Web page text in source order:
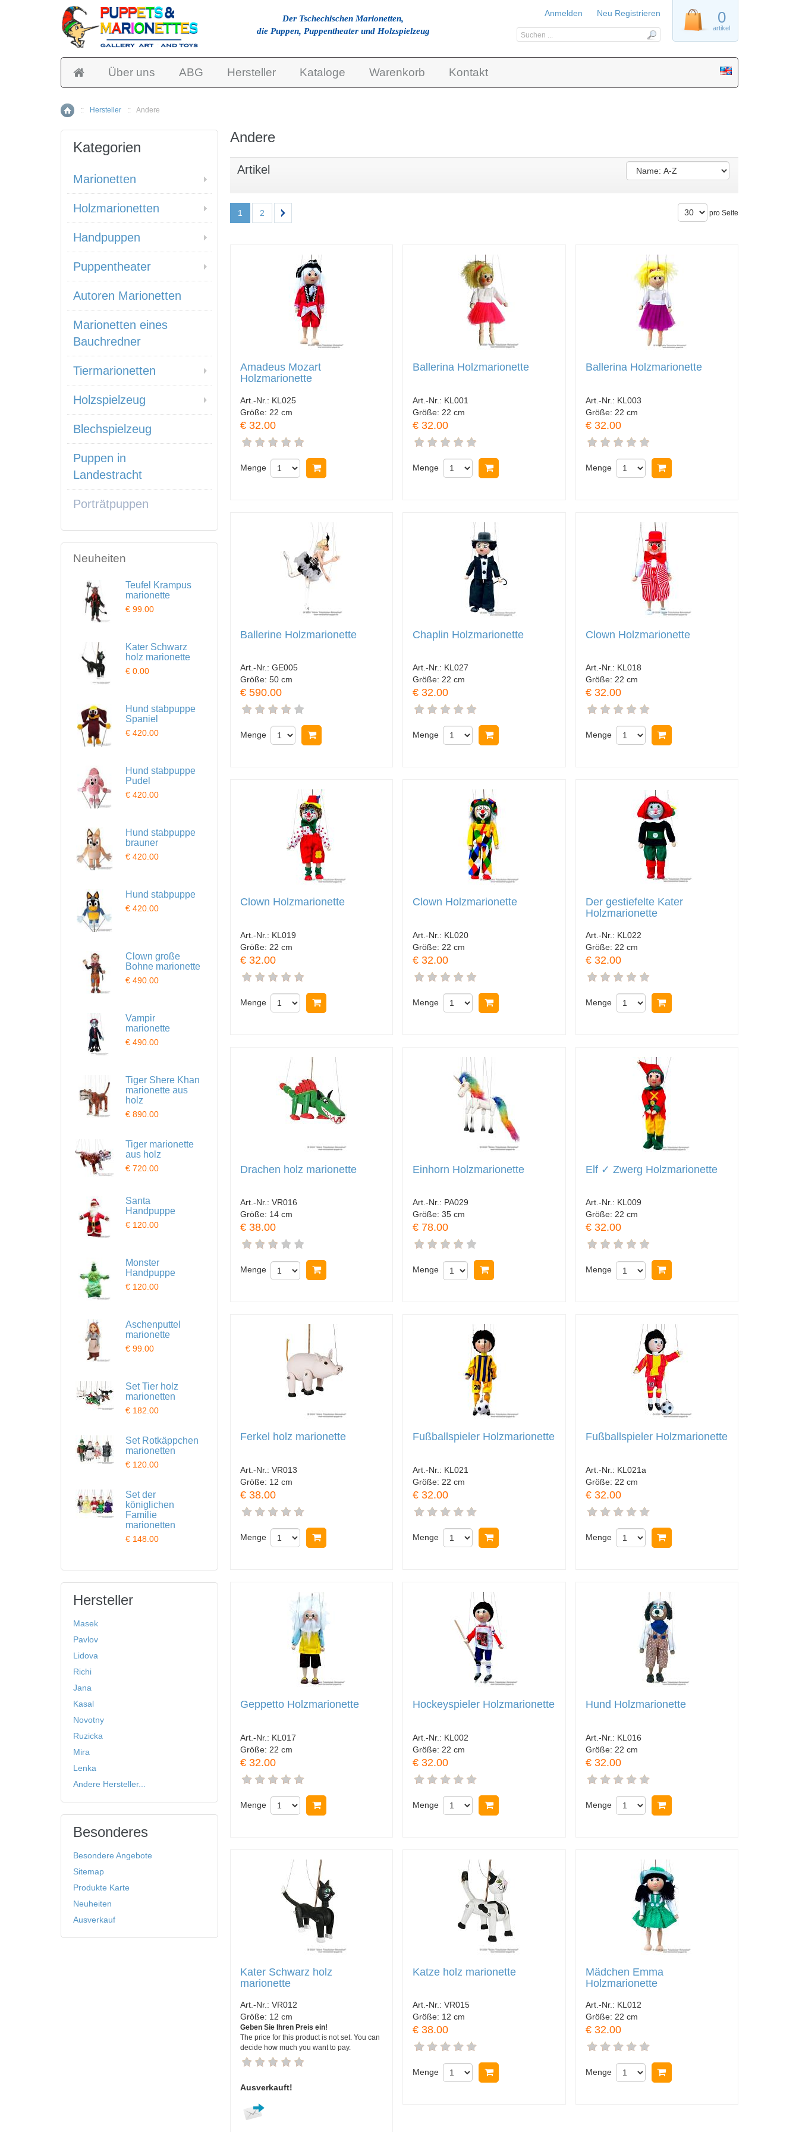
Über uns ABG Hersteller Kataloge Warenkorb Kontakt
Home
:: Hersteller :: Andere
Andere
Artikel
1 2 pro Seite
Amadeus Mozart
Holzmarionette
Art.-Nr.: KL025
Größe: 22 cm
€ 32.00
Menge
Ballerina Holzmarionette
Art.-Nr.: KL001
Größe: 22 cm
€ 32.00
Menge
Ballerina Holzmarionette
Art.-Nr.: KL003
Größe: 22 cm
€ 32.00
Menge
Ballerine Holzmarionette
Art.-Nr.: GE005
Größe: 50 cm
€ 590.00
Menge
Chaplin Holzmarionette
Art.-Nr.: KL027
Größe: 22 cm
€ 32.00
Menge
Clown Holzmarionette
Art.-Nr.: KL018
Größe: 22 cm
€ 32.00
Menge
Clown Holzmarionette
Art.-Nr.: KL019
Größe: 22 cm
€ 32.00
Menge
Clown Holzmarionette
Art.-Nr.: KL020
Größe: 22 cm
€ 32.00
Menge
Der gestiefelte Kater
Holzmarionette
Art.-Nr.: KL022
Größe: 22 cm
€ 32.00
Menge
Drachen holz marionette
Art.-Nr.: VR016
Größe: 14 cm
€ 38.00
Menge
Einhorn Holzmarionette
Art.-Nr.: PA029
Größe:35 cm
€ 78.00
Menge
Elf ✓ Zwerg Holzmarionette
Art.-Nr.: KL009
Größe: 22 cm
€ 32.00
Menge
Ferkel holz marionette
Art.-Nr.: VR013
Größe: 12 cm
€ 38.00
Menge
Fußballspieler Holzmarionette
Art.-Nr.: KL021
Größe: 22 cm
€ 32.00
Menge
Fußballspieler Holzmarionette
Art.-Nr.: KL021a
Größe: 22 cm
€ 32.00
Menge
Geppetto Holzmarionette
Art.-Nr.: KL017
Größe: 22 cm
€ 32.00
Menge
Hockeyspieler Holzmarionette
Art.-Nr.: KL002
Größe: 22 cm
€ 32.00
Menge
Hund Holzmarionette
Art.-Nr.: KL016
Größe: 22 cm
€ 32.00
Menge
Kater Schwarz holz
marionette
Art.-Nr.: VR012
Größe: 12 cm
Geben Sie Ihren Preis ein!
The price for this product is not set. You can
decide how much you want to pay.
Ausverkauft!
Katze holz marionette
Art.-Nr.:VR015
Größe: 12 cm
€ 38.00
Menge
Mädchen Emma
Holzmarionette
Art.-Nr.: KL012
Größe: 22 cm
€ 32.00
Menge
Kategorien
Marionetten
Holzmarionetten
Handpuppen
Puppentheater
Autoren Marionetten
Marionetten eines
Bauchredner
Tiermarionetten
Holzspielzeug
Blechspielzeug
Puppen in
Landestracht
Porträtpuppen
Neuheiten
Teufel Krampus
marionette
€ 99.00
Kater Schwarz
holz marionette
€ 0.00
Hund stabpuppe
Spaniel
€ 420.00
Hund stabpuppe
Pudel
€ 420.00
Hund stabpuppe
brauner
€ 420.00
Hund stabpuppe
€ 420.00
Clown große
Bohne marionette
€ 490.00
Vampir
marionette
€ 490.00
Tiger Shere Khan
marionette aus
holz
€ 890.00
Tiger marionette
aus holz
€ 720.00
Santa
Handpuppe
€ 120.00
Monster
Handpuppe
€ 120.00
Aschenputtel
marionette
€ 99.00
Set Tier holz
marionetten
€ 182.00
Set Rotkäppchen
marionetten
€ 120.00
Set der
königlichen
Familie
marionetten
€ 148.00
Hersteller
Masek
Pavlov
Lidova
Richi
Jana
Kasal
Novotny
Ruzicka
Mira
Lenka
Andere Hersteller...
Besonderes
Besondere Angebote
Sitemap
Produkte Karte
Neuheiten
Ausverkauf
Der Tschechischen Marionetten,
die Puppen, Puppentheater und Holzspielzeug
0
artikel
Anmelden Neu Registrieren